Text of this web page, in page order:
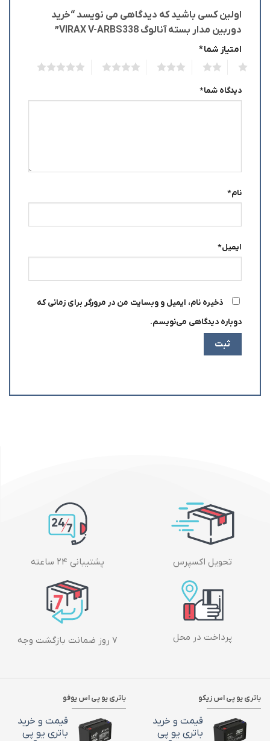
اولین کسی باشید که دیدگاهی می نویسد “خرید
دوربین مدار بسته آنالوگ VIRAX V-ARBS338”
امتیاز شما*
دیدگاه شما*
نام*
ایمیل*
ذخیره نام، ایمیل و وبسایت من در مرورگر برای زمانی که
دوباره دیدگاهی می‌نویسم.
تحویل اکسپرس پشتیبانی ۲۴ ساعته
پرداخت در محل ۷ روز ضمانت بازگشت وجه
باتری یو پی اس زیکو
قیمت و خرید
باتری یو پی
باتری یو پی اس یوفو
قیمت و خرید
باتری یو پی